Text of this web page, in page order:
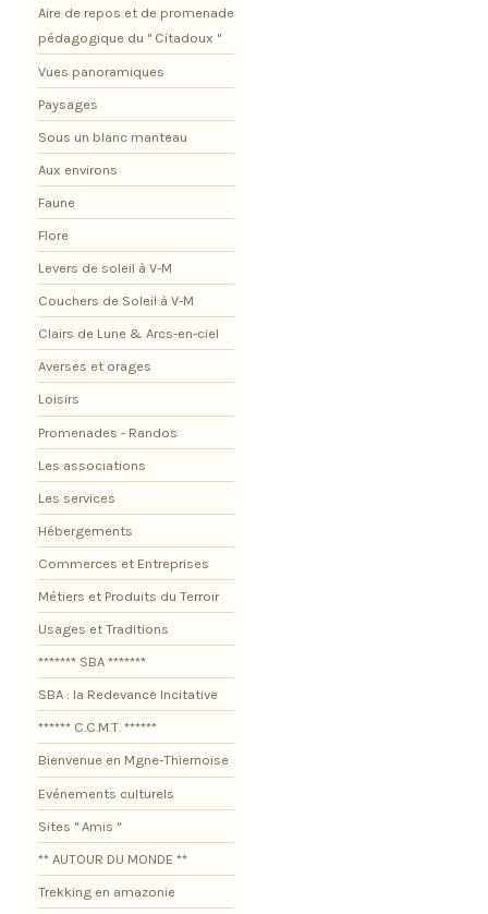
Aire de repos et de promenade
pédagogique du " Citadoux "
Vues panoramiques
Paysages
Sous un blanc manteau
Aux environs
Faune
Flore
Levers de soleil à V-M
Couchers de Soleil à V-M
Clairs de Lune & Arcs-en-ciel
Averses et orages
Loisirs
Promenades - Randos
Les associations
Les services
Hébergements
Commerces et Entreprises
Métiers et Produits du Terroir
Usages et Traditions
******* SBA *******
SBA : la Redevance Incitative
****** C.C.M.T. ******
Bienvenue en Mgne-Thiernoise
Evénements culturels
Sites " Amis "
** AUTOUR DU MONDE **
Trekking en amazonie